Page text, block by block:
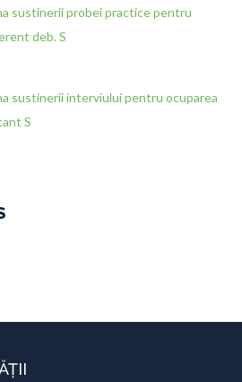
sustinerii probei practice pentru
deb. S
sustinerii interviului pentru ocuparea
S